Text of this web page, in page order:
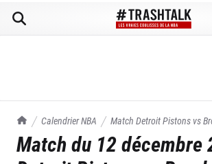
TrashTalk Actu NBA
Calendrier NBA Match Detroit Pistons vs
12/12/2021
Match du 12 décembre